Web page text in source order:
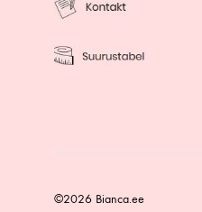
©2026 Bianca.ee